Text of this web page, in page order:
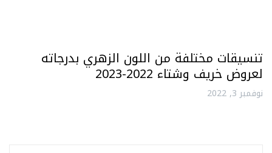
تنسيقات مختلفة من اللون الزهري بدرجاته
لعروض خريف وشتاء 2022-2023
نوفمبر 3, 2022